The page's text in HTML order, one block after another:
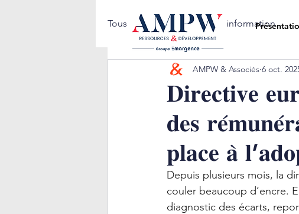
Tous les posts Notes d'information
𝐃𝐢𝐫𝐞𝐜𝐭𝐢𝐯𝐞
𝐝𝐞𝐬
𝐩𝐥𝐚𝐜𝐞 𝐚̀
AMPW & Associés 6 oct.
Depuis plusieurs mois, la
couler beaucoup d’encre.
diagnostic des écarts,